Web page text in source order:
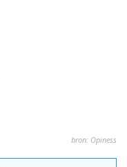
bron: Opiness